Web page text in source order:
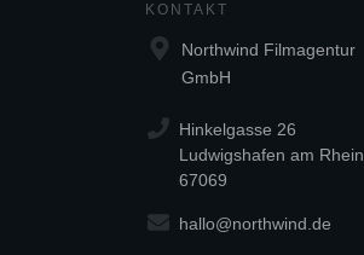
KONTAKT
Northwind Filmagentur
GmbH
Hinkelgasse 26
Ludwigshafen am Rhein
67069
hallo@northwind.de